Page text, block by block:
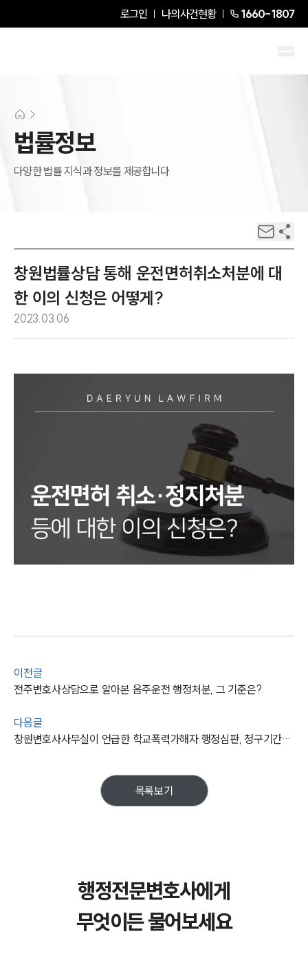
로그인 나의사건현황 1660-1807
법률정보
다양한 법률 지식과 정보를 제공합니다.
창원법률상담 통해 운전면허취소처분에 대
한 이의 신청은 어떻게?
2023.03.06
이전글
전주변호사상담으로 알아본 음주운전 행정처분, 그 기준은?
다음글
창원변호사사무실이 언급한 학교폭력가해자 행정심판, 청구기간은?
목록보기
행정전문변호사에게
무엇이든 물어보세요